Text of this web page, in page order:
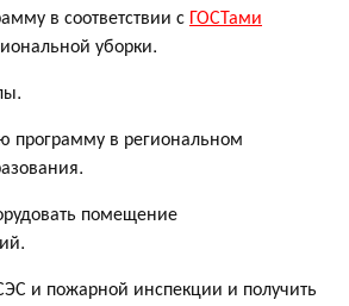
в соответствии с ГОСТами
уборки.
программу в региональном
помещение
и пожарной инспекции и получить